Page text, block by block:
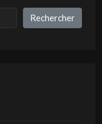
Rechercher